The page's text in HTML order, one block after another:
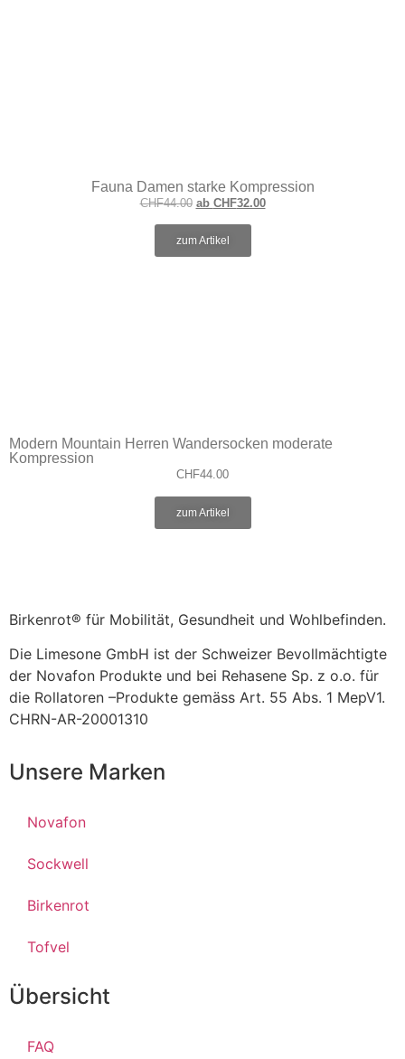
Fauna Damen starke Kompression
CHF44.00 ab CHF32.00
zum Artikel
Modern Mountain Herren Wandersocken moderate
Kompression
CHF44.00
zum Artikel
Birkenrot® für Mobilität, Gesundheit und Wohlbefinden.
Die Limesone GmbH ist der Schweizer Bevollmächtigte
der Novafon Produkte und bei Rehasene Sp. z o.o. für
die Rollatoren –Produkte gemäss Art. 55 Abs. 1 MepV1.
CHRN-AR-20001310
Unsere Marken
Novafon
Sockwell
Birkenrot
Tofvel
Übersicht
FAQ